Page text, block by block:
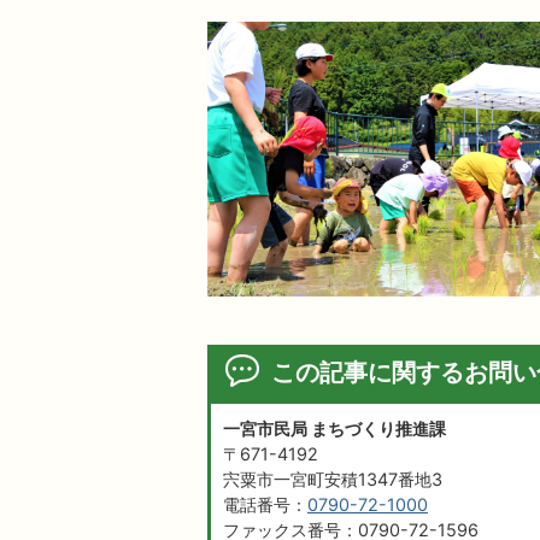
この記事に関するお問
一宮市民局 まちづくり推進課
〒671-4192
宍粟市一宮町安積1347番地3
電話番号： 0790-72-1000
ファックス番号：0790-72-1596